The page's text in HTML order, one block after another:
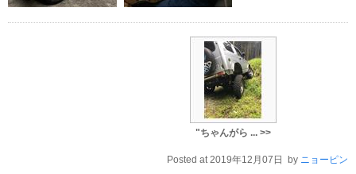
"ちゃんがら ... >>
Posted at 2019年12月07日 by ニョーピン